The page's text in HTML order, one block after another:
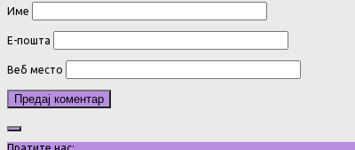
Име
Е-пошта
Веб место
Пратите нас: